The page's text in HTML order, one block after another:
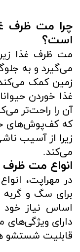
چرا مت ظرف
است؟
مت ظرف غذا
می‌گیرد و به
زمین کمک
غذا خوردن
آن را راحت‌تر
که کف‌پوش‌های
زیرا از آسیب
می‌کند.
انواع مت
در مهراپت،
برای سگ و گربه
اساس نیاز
دارای ویژگی‌های
قابلیت شستشو